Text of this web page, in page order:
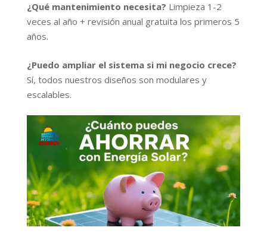
¿Qué mantenimiento necesita? Limpieza 1-2
veces al año + revisión anual gratuita los primeros 5
años.
¿Puedo ampliar el sistema si mi negocio crece?
Sí, todos nuestros diseños son modulares y
escalables.